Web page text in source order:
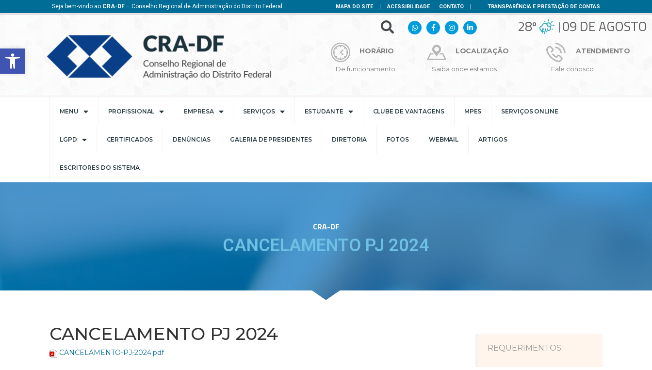
Barra de Ferramentas Aberta
Seja bem-vindo ao CRA-DF – Conselho Regional de Administração do Distrito Federal MAPA DO SITE | ACESSIBILIDADE| CONTATO | TRANSPARÊNCIA E PRESTAÇÃO DE CONTAS
28º 09 DE AGOSTO
HORÁRIO
De funcionamento
LOCALIZAÇÃO
Saiba onde estamos
ATENDIMENTO
Fale conosco
MENU PROFISSIONAL EMPRESA SERVIÇOS ESTUDANTE CLUBE DE VANTAGENS MPES SERVIÇOS ONLINE
LGPD CERTIFICADOS DENÚNCIAS GALERIA DE PRESIDENTES DIRETORIA FOTOS WEBMAIL ARTIGOS
ESCRITORES DO SISTEMA
CRA-DF
CANCELAMENTO PJ 2024
CANCELAMENTO PJ 2024
CANCELAMENTO-PJ-2024.pdf REQUERIMENTOS